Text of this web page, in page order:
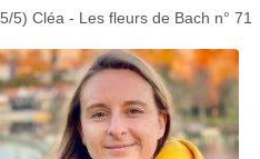
5/5) Cléa - Les fleurs de Bach n° 71